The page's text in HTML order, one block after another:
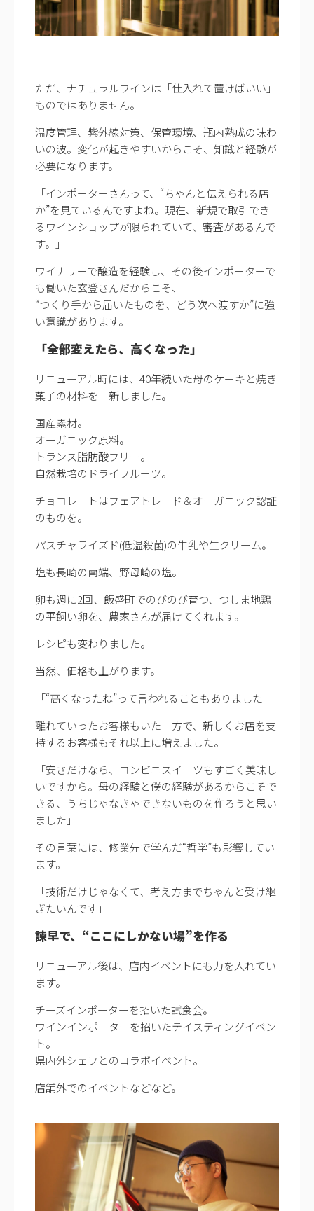
ただ、ナチュラルワインは「仕入れて置けばいい」
ものではありません。
温度管理、紫外線対策、保管環境、瓶内熟成の味わ
いの波。変化が起きやすいからこそ、知識と経験が
必要になります。
「インポーターさんって、“ちゃんと伝えられる店
か”を見ているんですよね。現在、新規で取引でき
るワインショップが限られていて、審査があるんで
す。」
ワイナリーで醸造を経験し、その後インポーターで
も働いた玄登さんだからこそ、
“つくり手から届いたものを、どう次へ渡すか”に強
い意識があります。
「全部変えたら、高くなった」
リニューアル時には、40年続いた母のケーキと焼き
菓子の材料を一新しました。
国産素材。
オーガニック原料。
トランス脂肪酸フリー。
自然栽培のドライフルーツ。
チョコレートはフェアトレード＆オーガニック認証
のものを。
パスチャライズド(低温殺菌)の牛乳や生クリーム。
塩も長崎の南端、野母崎の塩。
卵も週に2回、飯盛町でのびのび育つ、つしま地鶏
の平飼い卵を、農家さんが届けてくれます。
レシピも変わりました。
当然、価格も上がります。
「“高くなったね”って言われることもありました」
離れていったお客様もいた一方で、新しくお店を支
持するお客様もそれ以上に増えました。
「安さだけなら、コンビニスイーツもすごく美味し
いですから。母の経験と僕の経験があるからこそで
きる、うちじゃなきゃできないものを作ろうと思い
ました」
その言葉には、修業先で学んだ“哲学”も影響してい
ます。
「技術だけじゃなくて、考え方までちゃんと受け継
ぎたいんです」
諫早で、“ここにしかない場”を作る
リニューアル後は、店内イベントにも力を入れてい
ます。
チーズインポーターを招いた試食会。
ワインインポーターを招いたテイスティングイベン
ト。
県内外シェフとのコラボイベント。
店舗外でのイベントなどなど。